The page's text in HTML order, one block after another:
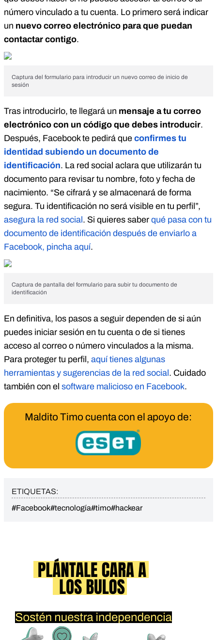
número vinculado a tu cuenta. Lo primero será indicar
un nuevo correo electrónico para que puedan
contactar contigo.
Captura del formulario para introducir un nuevo correo de inicio de
sesión
Tras introducirlo, te llegará un mensaje a tu correo
electrónico con un código que debes introducir.
Después, Facebook te pedirá que confirmes tu
identidad subiendo un documento de
identificación. La red social aclara que utilizarán tu
documento para revisar tu nombre, foto y fecha de
nacimiento. “Se cifrará y se almacenará de forma
segura. Tu identificación no será visible en tu perfil”,
asegura la red social . Si quieres saber qué pasa con tu
documento de identificación después de enviarlo a
Facebook, pincha aquí.
Captura de pantalla del formulario para subir tu documento de
identificación
En definitiva, los pasos a seguir dependen de si aún
puedes iniciar sesión en tu cuenta o de si tienes
acceso al correo o número vinculados a la misma.
Para proteger tu perfil, aquí tienes algunas
herramientas y sugerencias de la red social . Cuidado
también con el software malicioso en Facebook.
Maldito Timo cuenta con el apoyo de:
ETIQUETAS:
#Facebook#tecnología#timo#hackear